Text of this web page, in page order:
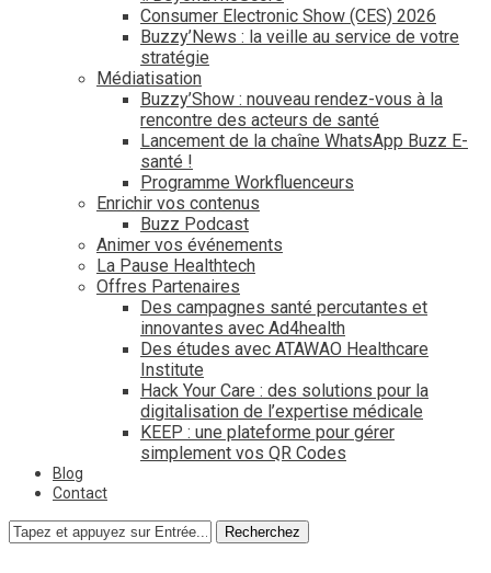
Consumer Electronic Show (CES) 2026
Buzzy’News : la veille au service de votre
stratégie
Médiatisation
Buzzy’Show : nouveau rendez-vous à la
rencontre des acteurs de santé
Lancement de la chaîne WhatsApp Buzz E-
santé !
Programme Workfluenceurs
Enrichir vos contenus
Buzz Podcast
Animer vos événements
La Pause Healthtech
Offres Partenaires
Des campagnes santé percutantes et
innovantes avec Ad4health
Des études avec ATAWAO Healthcare
Institute
Hack Your Care : des solutions pour la
digitalisation de l’expertise médicale
KEEP : une plateforme pour gérer
simplement vos QR Codes
Blog
Contact
Recherchez